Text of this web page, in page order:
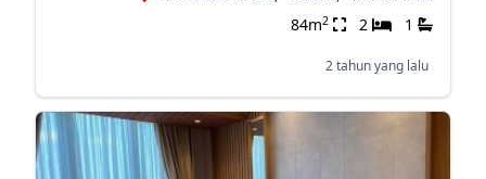
84m2 2 1
2 tahun yang lalu